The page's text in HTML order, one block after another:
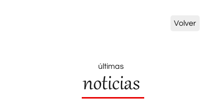
Volver
últimas
noticias